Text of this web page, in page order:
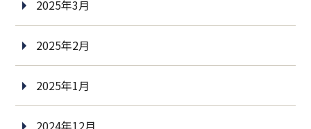
2025年3月
2025年2月
2025年1月
2024年12月